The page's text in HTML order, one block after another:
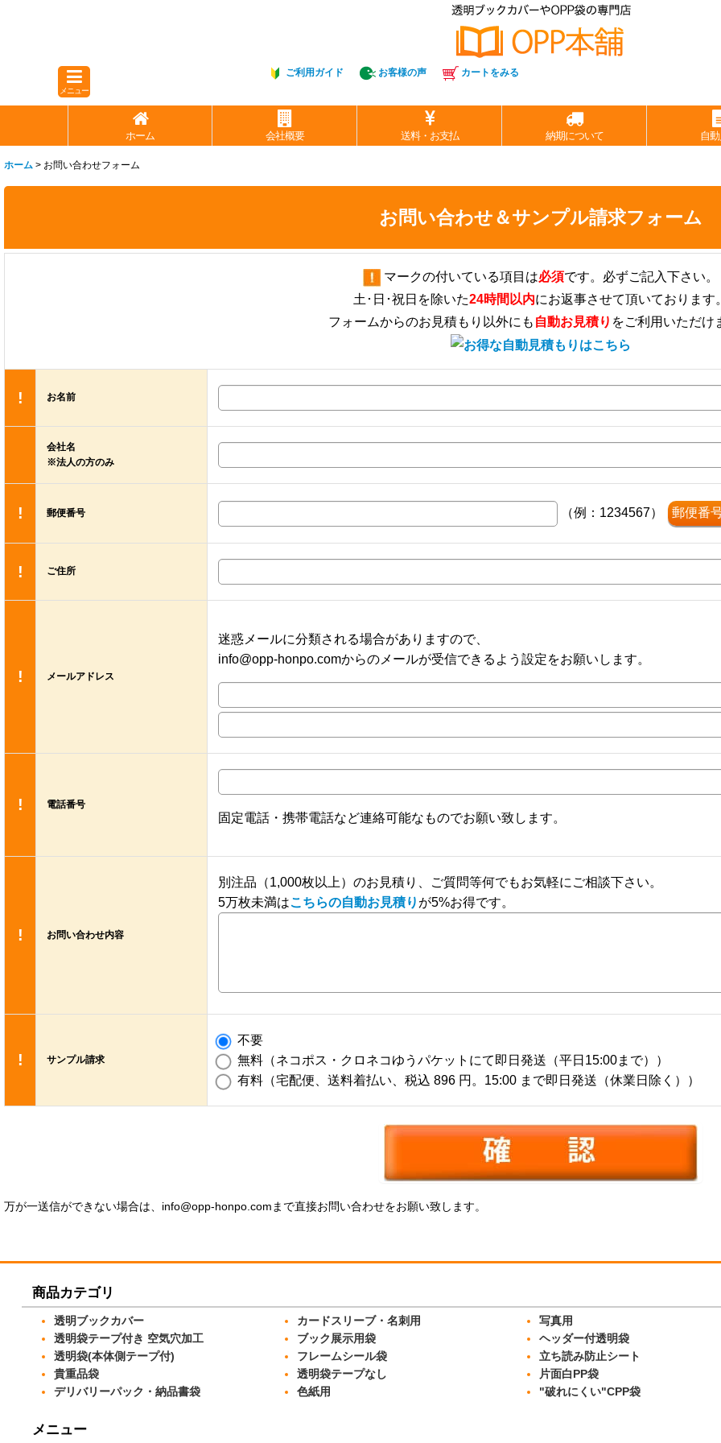
ご利用ガイド お客様の声 カートをみる
メニュー
ホーム 会社概要 送料・お支払 納期について 自
ホーム > お問い合わせフォーム
お問い合わせ＆サンプル請求フォーム
マークの付いている項目は必須です。必ずご記入下さい。
土･日･祝日を除いた24時間以内にお返事させて頂いております
フォームからのお見積もり以外にも 自動お見積り をご利用いただけ
! お名前
会社名
※法人の方のみ
! 郵便番号 （例：1234567） 郵便番
! ご住所
! メールアドレス
迷惑メールに分類される場合がありますので、
info@opp-honpo.comからのメールが受信できるよう設定をお願いします。
! 電話番号
固定電話・携帯電話など連絡可能なものでお願い致します。
! お問い合わせ内容
別注品（1,000枚以上）のお見積り、ご質問等何でもお気軽にご相談下さい。
5万枚未満はこちらの自動お見積り が5%お得です。
! サンプル請求
不要
無料（ネコポス・クロネコゆうパケットにて即日発送（平日15:00まで））
有料（宅配便、送料着払い、税込 896 円。15:00 まで即日発送 （休業日除く） ）
万が一送信ができない場合は、info@opp-honpo.comまで直接お問い合わせをお願い致します。
商品カテゴリ
透明ブックカバー カードスリーブ・名刺用
写真用
透明袋テープ付き 空気穴加工
ブック展示用袋
ヘッダー付透明袋
透明袋(本体側テープ付)
フレームシール袋
立ち読み防止シート
貴重品袋
透明袋テープなし
片面白PP袋
デリバリーパック・納品書袋
色紙用 "破れにくい"CPP袋
メニュー